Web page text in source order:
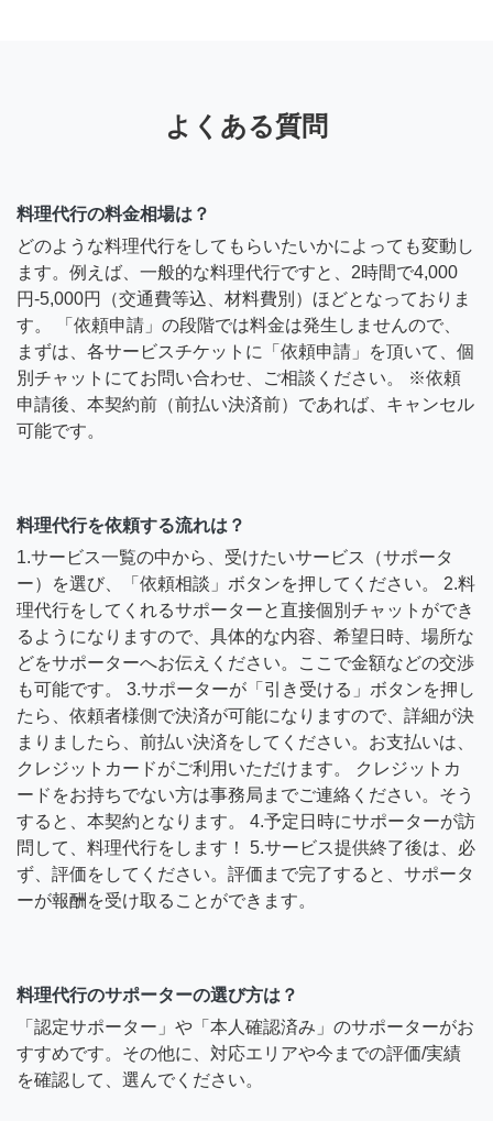
よくある質問
料理代行の料金相場は？
どのような料理代行をしてもらいたいかによっても変動し
ます。例えば、一般的な料理代行ですと、2時間で4,000
円-5,000円（交通費等込、材料費別）ほどとなっておりま
す。 「依頼申請」の段階では料金は発生しませんので、
まずは、各サービスチケットに「依頼申請」を頂いて、個
別チャットにてお問い合わせ、ご相談ください。 ※依頼
申請後、本契約前（前払い決済前）であれば、キャンセル
可能です。
料理代行を依頼する流れは？
1.サービス一覧の中から、受けたいサービス（サポータ
ー）を選び、「依頼相談」ボタンを押してください。 2.料
理代行をしてくれるサポーターと直接個別チャットができ
るようになりますので、具体的な内容、希望日時、場所な
どをサポーターへお伝えください。ここで金額などの交渉
も可能です。 3.サポーターが「引き受ける」ボタンを押し
たら、依頼者様側で決済が可能になりますので、詳細が決
まりましたら、前払い決済をしてください。お支払いは、
クレジットカードがご利用いただけます。 クレジットカ
ードをお持ちでない方は事務局までご連絡ください。そう
すると、本契約となります。 4.予定日時にサポーターが訪
問して、料理代行をします！ 5.サービス提供終了後は、必
ず、評価をしてください。評価まで完了すると、サポータ
ーが報酬を受け取ることができます。
料理代行のサポーターの選び方は？
「認定サポーター」や「本人確認済み」のサポーターがお
すすめです。その他に、対応エリアや今までの評価/実績
を確認して、選んでください。